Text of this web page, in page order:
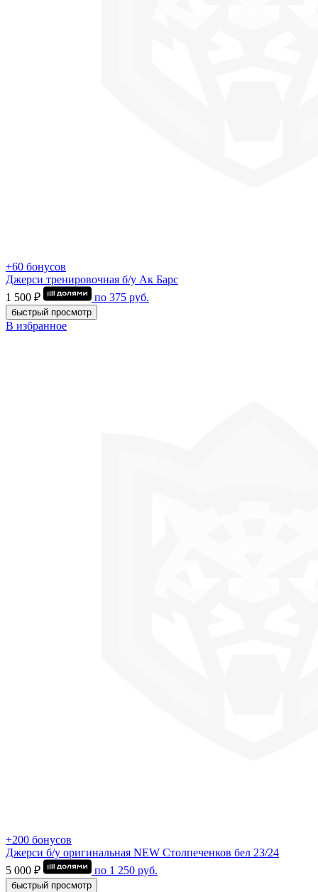
+60 бонусов
Джерси тренировочная б/у Ак Барс
1 500 ₽
по 375 руб.
быстрый просмотр
В избранное
+200 бонусов
Джерси б/у оригинальная NEW Столпеченков бел 23/24
5 000 ₽
по 1 250 руб.
быстрый просмотр